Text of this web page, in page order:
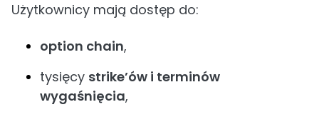
Użytkownicy mają dostęp do:
option chain,
tysięcy strike’ów i terminów
wygaśnięcia,